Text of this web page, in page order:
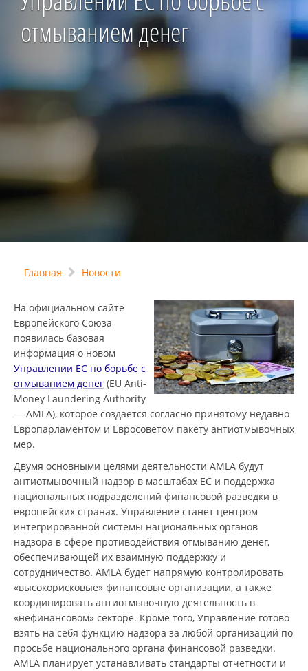
отмыванием денег
Главная Новости
На официальном сайте
Европейского Союза
появилась базовая
информация о новом
Управлении ЕС по борьбе с
отмыванием денег (EU Anti-
Money Laundering Authority
— AMLA), которое создается согласно принятому недавно
Европарламентом и Евросоветом пакету антиотмывочных
мер.
Двумя основными целями деятельности AMLA будут
антиотмывочный надзор в масштабах ЕС и поддержка
национальных подразделений финансовой разведки в
европейских странах. Управление станет центром
интегрированной системы национальных органов
надзора в сфере противодействия отмыванию денег,
обеспечивающей их взаимную поддержку и
сотрудничество. AMLA будет напрямую контролировать
«высокорисковые» финансовые организации, а также
координировать антиотмывочную деятельность в
«нефинансовом» секторе. Кроме того, Управление готово
взять на себя функцию надзора за любой организаций по
просьбе национального органа финансовой разведки.
AMLA планирует устанавливать стандарты отчетности и